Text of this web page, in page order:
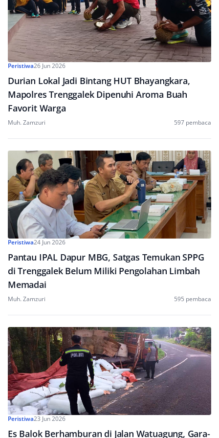
Peristiwa26 Jun 2026
Durian Lokal Jadi Bintang HUT Bhayangkara,
Mapolres Trenggalek Dipenuhi Aroma Buah
Favorit Warga
Muh. Zamzuri 597 pembaca
Peristiwa24 Jun 2026
Pantau IPAL Dapur MBG, Satgas Temukan SPPG
di Trenggalek Belum Miliki Pengolahan Limbah
Memadai
Muh. Zamzuri 595 pembaca
Peristiwa23 Jun 2026
Es Balok Berhamburan di Jalan Watuagung, Gara-